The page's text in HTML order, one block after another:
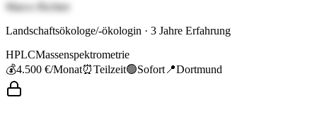
Marco Richter
Landschaftsökologe/-ökologin · 3 Jahre Erfahrung
HPLCMassenspektrometrie
💰4.500 €/Monat⏰Teilzeit🟢Sofort 📍Dortmund